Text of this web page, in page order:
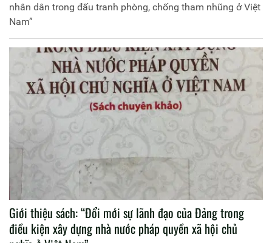
nhân dân trong đấu tranh phòng, chống tham nhũng ở Việt
Nam”
Giới thiệu sách: “Đổi mới sự lãnh đạo của Đảng trong
điều kiện xây dựng nhà nước pháp quyền xã hội chủ